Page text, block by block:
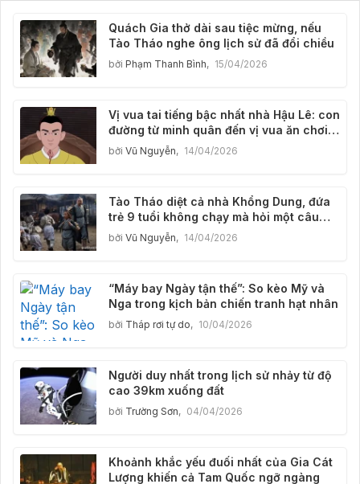
Quách Gia thở dài sau tiệc mừng, nếu
Tào Tháo nghe ông lịch sử đã đổi chiều
bởi Phạm Thanh Bình, 15/04/2026
Vị vua tai tiếng bậc nhất nhà Hậu Lê: con
đường từ minh quân đến vị vua ăn chơi,
bị người đời gọi là 'vua lợn'
bởi Vũ Nguyễn, 14/04/2026
Tào Tháo diệt cả nhà Khổng Dung, đứa
trẻ 9 tuổi không chạy mà hỏi một câu
khiến lịch sử rúng động suốt 1800 năm
bởi Vũ Nguyễn, 14/04/2026
“Máy bay Ngày tận thế”: So kèo Mỹ và
Nga trong kịch bản chiến tranh hạt nhân
bởi Tháp rơi tự do, 10/04/2026
Người duy nhất trong lịch sử nhảy từ độ
cao 39km xuống đất
bởi Trường Sơn, 04/04/2026
Khoảnh khắc yếu đuối nhất của Gia Cát
Lượng khiến cả Tam Quốc ngỡ ngàng